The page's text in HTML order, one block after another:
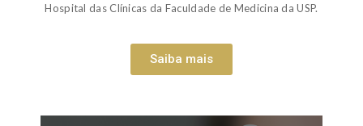
Hospital das Clínicas da Faculdade de Medicina da USP.
Saiba mais